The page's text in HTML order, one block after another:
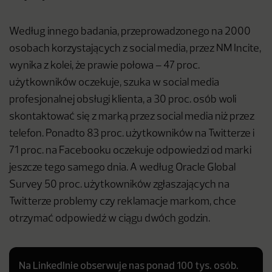
Według innego badania, przeprowadzonego na 2000
osobach korzystających z social media, przez NM Incite,
wynika z kolei, że prawie połowa – 47 proc.
użytkowników oczekuje, szuka w social media
profesjonalnej obsługi klienta, a 30 proc. osób woli
skontaktować się z marką przez social media niż przez
telefon. Ponadto 83 proc. użytkowników na Twitterze i
71 proc. na Facebooku oczekuje odpowiedzi od marki
jeszcze tego samego dnia. A według Oracle Global
Survey 50 proc. użytkowników zgłaszających na
Twitterze problemy czy reklamacje markom, chce
otrzymać odpowiedź w ciągu dwóch godzin.
Na LinkedInie obserwuje nas ponad 100 tys. osób.